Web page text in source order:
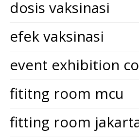
dosis vaksinasi
efek vaksinasi
event exhibition
fititng room mcu
fitting room